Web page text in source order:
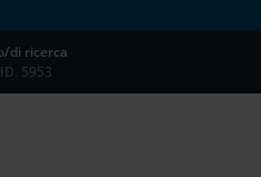
di ricerca
ID. 5953